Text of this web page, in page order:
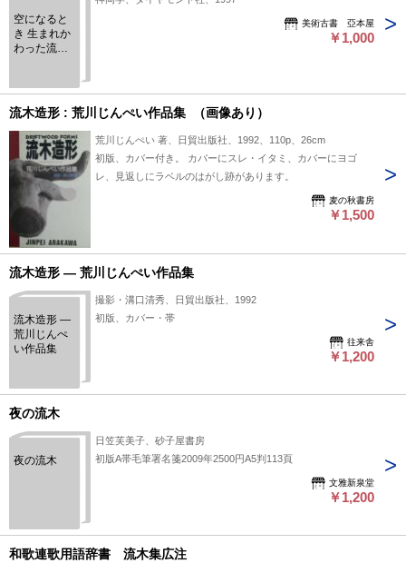
空になると
き 生まれか
わった流木
美術古書 亞本屋
￥1,000
流木造形 : 荒川じんぺい作品集 （画像あり）
荒川じんぺい 著、日貿出版社、1992、110p、26cm
初版、カバー付き。 カバーにスレ・イタミ、カバーにヨゴ
レ、見返しにラベルのはがし跡があります。
麦の秋書房
￥1,500
流木造形 ― 荒川じんぺい作品集
流木造形 ―
荒川じんぺ
い作品集
撮影・溝口清秀、日貿出版社、1992
初版、カバー・帯
往来舎
￥1,200
夜の流木
夜の流木
日笠芙美子、砂子屋書房
初版A帯毛筆署名箋2009年2500円A5判113頁
文雅新泉堂
￥1,200
和歌連歌用語辞書 流木集広注